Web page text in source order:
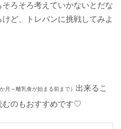
ろそろ考えていかないとだな
ど、トレパンに挑戦してみよ
月～離乳食が始まる前まで） 出来るこ
むのもおすすめです♡